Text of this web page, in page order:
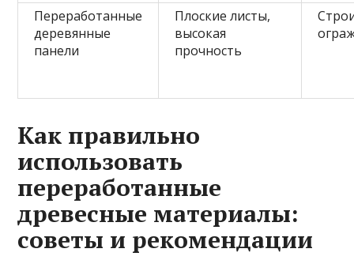
Переработанные
деревянные
панели
Плоские листы,
высокая
прочность
Как правильно
использовать
переработанные
древесные материалы:
советы и рекомендации